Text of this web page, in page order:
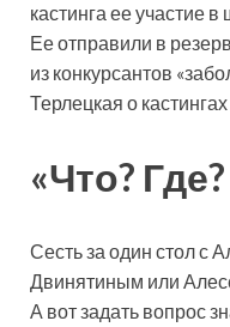
кастинга ее участие
Ее отправили в
из конкурсантов
Терлецкая о
«Что?
Сесть за один стол с
Двинятиным или
А вот задать вопрос